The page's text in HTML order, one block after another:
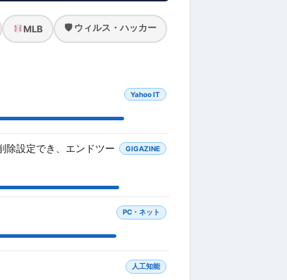
MLB 🛡 ウィルス・ハッカー
Yahoo IT
除設定でき、エンドツー
GIGAZINE
PC・ネット
人工知能